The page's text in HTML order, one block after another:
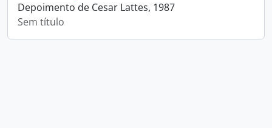
Depoimento de Cesar Lattes, 1987
Sem título